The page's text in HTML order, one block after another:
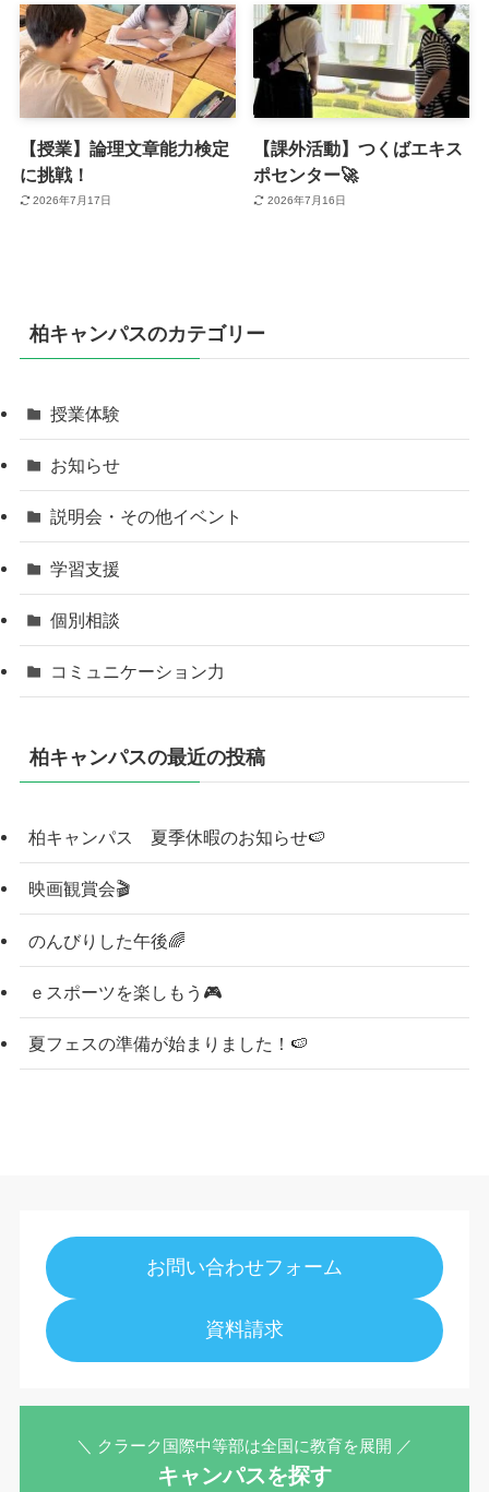
【授業】論理文章能力検定
に挑戦！
2026年7月17日
【課外活動】つくばエキス
ポセンター🚀
2026年7月16日
柏キャンパスのカテゴリー
授業体験
お知らせ
説明会・その他イベント
学習支援
個別相談
コミュニケーション力
柏キャンパスの最近の投稿
柏キャンパス 夏季休暇のお知らせ🍉
映画観賞会🎬
のんびりした午後🌈
ｅスポーツを楽しもう🎮
夏フェスの準備が始まりました！🍉
お問い合わせフォーム
資料請求
＼ クラーク国際中等部は全国に教育を展開 ／
キャンパスを探す